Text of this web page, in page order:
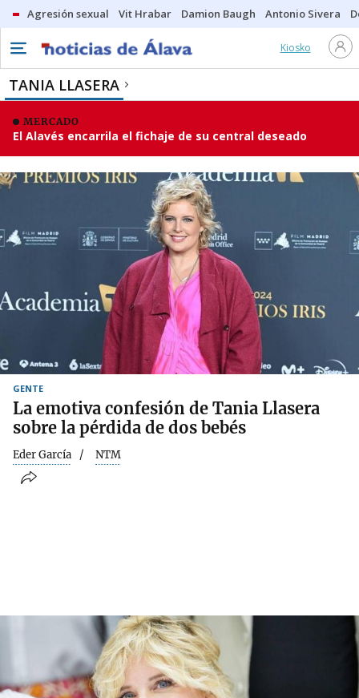
Agresión sexual Vit Hrabar Damion Baugh Antonio Sivera
Kiosko
TANIA LLASERA
MERCADO
El Alavés encarrila el fichaje de su central deseado
GENTE
La emotiva confesión de Tania Llasera
sobre la pérdida de dos bebés
Eder García NTM